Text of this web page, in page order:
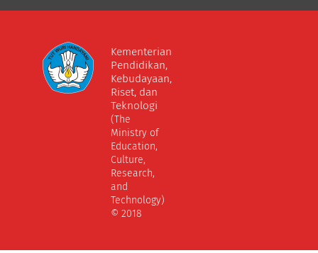
Kementerian
Pendidikan,
Kebudayaan,
Riset, dan
Teknologi
(The
Ministry of
Education,
Culture,
Research,
and
Technology)
© 2018